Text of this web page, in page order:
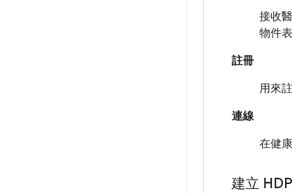
接收
物件表
註冊
用來
連線
在健
建立